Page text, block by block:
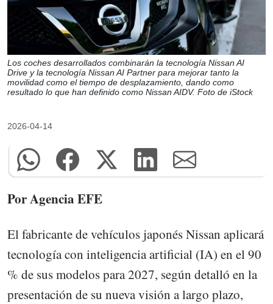
Los coches desarrollados combinarán la tecnología Nissan AI
Drive y la tecnología Nissan AI Partner para mejorar tanto la
movilidad como el tiempo de desplazamiento, dando como
resultado lo que han definido como Nissan AIDV. Foto de iStock
2026-04-14
Por Agencia EFE
El fabricante de vehículos japonés Nissan aplicará
tecnología con inteligencia artificial (IA) en el 90
% de sus modelos para 2027, según detalló en la
presentación de su nueva visión a largo plazo,